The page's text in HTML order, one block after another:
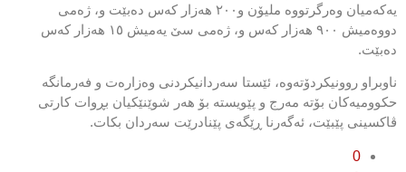
یەكەمیان وەرگرتووە ملیۆن و٢٠٠ ھەزار كەس دەبێت و، ژەمی
دووەمیش ٩٠٠ ھەزار كەس و، ژەمی سێ یەمیش ١٥ ھەزار كەس
دەبێت.
ناوبراو روونیكردۆتەوە، ئێستا سەردانیكردنی وەزارەت و فەرمانگە
حكوومیەكان بۆتە مەرج و پێویستە بۆ ھەر شوێنێكیان بڕوات كارتی
ڤاكسینی پێبێت، ئەگەرنا ڕێگەی پێنادرێت سەردان بكات.
0